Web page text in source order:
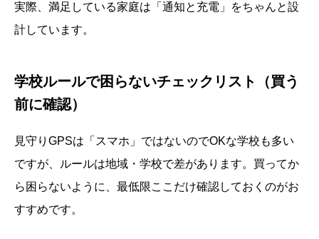
実際、満足している家庭は「通知と充電」をちゃんと設
計しています。
学校ルールで困らないチェックリスト（買う
前に確認）
見守りGPSは「スマホ」ではないのでOKな学校も多い
ですが、ルールは地域・学校で差があります。買ってか
ら困らないように、最低限ここだけ確認しておくのがお
すすめです。